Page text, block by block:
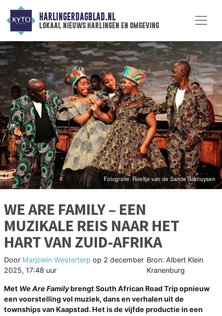
HARLINGERDAGBLAD.NL
lokaal nieuws harlingen en omgeving
WE ARE FAMILY – EEN
MUZIKALE REIS NAAR HET
HART VAN ZUID-AFRIKA
Door Marjolein Westerterp op 2 december
2025, 17:48 uur
Bron: Albert Klein
Kranenburg
Met We Are Familybrengt South African Road Trip opnieuw
een voorstelling vol muziek, dans en verhalen uit de
townships van Kaapstad. Het is de vijfde productie in een